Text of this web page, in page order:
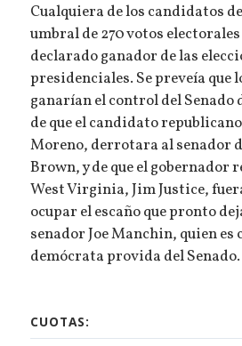
Cualquiera de los candidatos
umbral de 270 votos
declarado ganador de las
presidenciales. Se preveía que
ganarían el control del Senado
de que el candidato
Moreno, derrotara al senador
Brown, y de que el gobernador
West Virginia, Jim Justice,
ocupar el escaño que pronto
senador Joe Manchin, quien
demócrata provida del Senado.
CUOTAS: